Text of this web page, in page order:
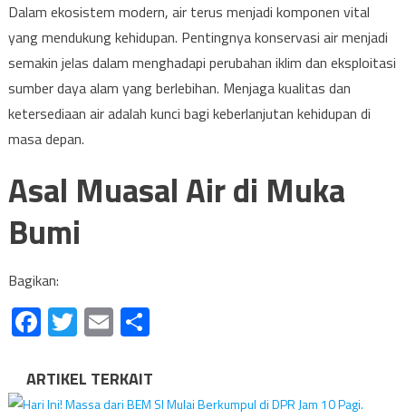
Dalam ekosistem modern, air terus menjadi komponen vital
yang mendukung kehidupan. Pentingnya konservasi air menjadi
semakin jelas dalam menghadapi perubahan iklim dan eksploitasi
sumber daya alam yang berlebihan. Menjaga kualitas dan
ketersediaan air adalah kunci bagi keberlanjutan kehidupan di
masa depan.
Asal Muasal Air di Muka
Bumi
Bagikan:
Facebook
Twitter
EmailShare
ARTIKEL TERKAIT